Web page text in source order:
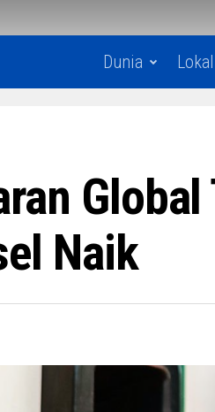
Dunia Lokal
Naik